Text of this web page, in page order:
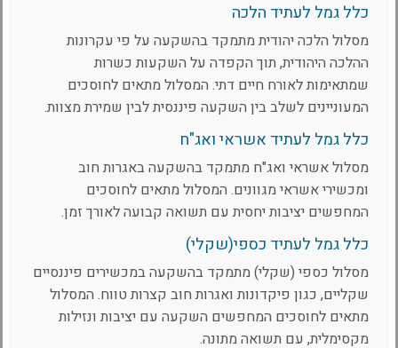
כלל גמל לעתיד הלכה
מסלול הלכה יהודית מתמקד בהשקעה על פי עקרונות
ההלכה היהודית, תוך הקפדה על השקעות כשרות
שמתאימות לאורח חיים דתי. המסלול מתאים לחוסכים
המעוניינים לשלב בין השקעה פיננסית לבין שמירת מצוות.
כלל גמל לעתיד אשראי ואג"ח
מסלול אשראי ואג"ח מתמקד בהשקעה באגרות חוב
ומכשירי אשראי מגוונים. המסלול מתאים לחוסכים
המחפשים יציבות יחסית עם תשואה קבועה לאורך זמן.
כלל גמל לעתיד כספי(שקלי)
מסלול כספי (שקלי) מתמקד בהשקעה במכשירים פיננסיים
שקליים, כגון פיקדונות ואגרות חוב קצרות טווח. המסלול
מתאים לחוסכים המחפשים השקעה עם יציבות ונזילות
מקסימלית, עם תשואה מתונה.